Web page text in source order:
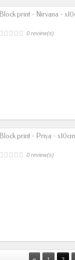
Block print - Nirvana -
0 review(s)
Block print - Priya - x10cm
0 review(s)